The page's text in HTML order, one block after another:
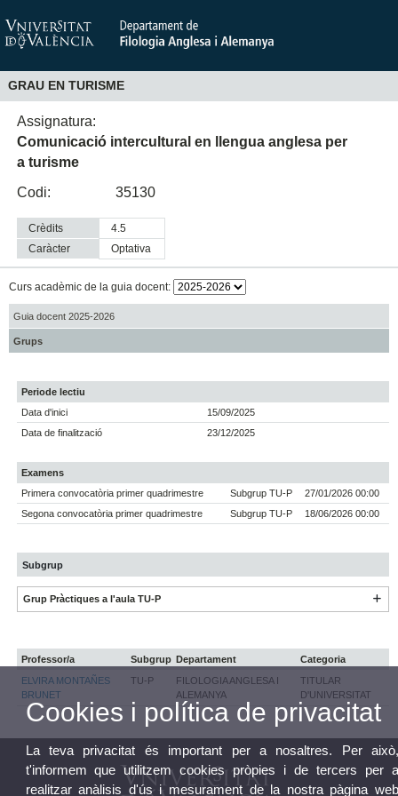
GRAU EN TURISME
Assignatura:
Comunicació intercultural en llengua anglesa per
a turisme
Codi:
35130
Crèdits
4.5
Caràcter
optativa
Curs acadèmic de la guia docent:
Guia docent 2025-2026
Grups
Periode lectiu
Data d'inici
15/09/2025
Data de finalització
23/12/2025
Examens
Primera convocatòria primer quadrimestre
Subgrup TU-P
27/01/2026 00:00
Segona convocatòria primer quadrimestre
Subgrup TU-P 18/06/2026 00:00
Subgrup
Grup Pràctiques a l'aula TU-P
Professor/a Subgrup Departament
Categoria
ELVIRA MONTAÑES
BRUNET
TU-P
FILOLOGIA ANGLESA I
ALEMANYA
TITULAR
D'UNIVERSITAT
Cookies i política de privacitat
La teva privacitat és important per a nosaltres. Per
t'informem que utilitzem cookies pròpies i de tercers per
realitzar anàlisis d'ús i mesurament de la nostra pàgina